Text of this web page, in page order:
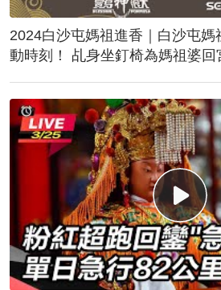
2024白沙屯媽祖進香｜白沙屯
動時刻！ 乩身坐釘椅為媽祖婆回